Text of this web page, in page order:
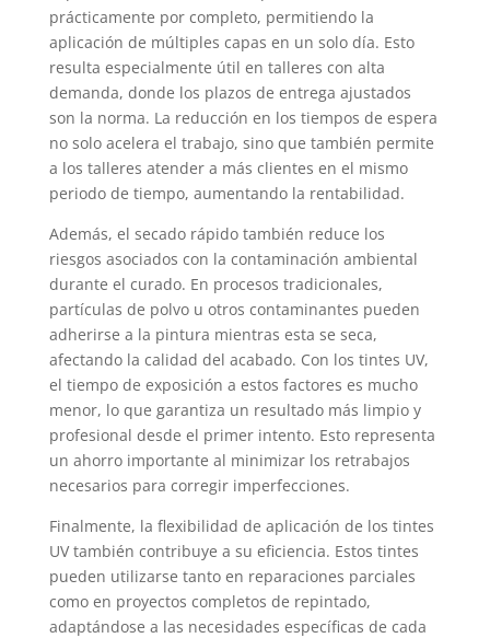
prácticamente por completo, permitiendo la
aplicación de múltiples capas en un solo día. Esto
resulta especialmente útil en talleres con alta
demanda, donde los plazos de entrega ajustados
son la norma. La reducción en los tiempos de espera
no solo acelera el trabajo, sino que también permite
a los talleres atender a más clientes en el mismo
periodo de tiempo, aumentando la rentabilidad.
Además, el secado rápido también reduce los
riesgos asociados con la contaminación ambiental
durante el curado. En procesos tradicionales,
partículas de polvo u otros contaminantes pueden
adherirse a la pintura mientras esta se seca,
afectando la calidad del acabado. Con los tintes UV,
el tiempo de exposición a estos factores es mucho
menor, lo que garantiza un resultado más limpio y
profesional desde el primer intento. Esto representa
un ahorro importante al minimizar los retrabajos
necesarios para corregir imperfecciones.
Finalmente, la flexibilidad de aplicación de los tintes
UV también contribuye a su eficiencia. Estos tintes
pueden utilizarse tanto en reparaciones parciales
como en proyectos completos de repintado,
adaptándose a las necesidades específicas de cada